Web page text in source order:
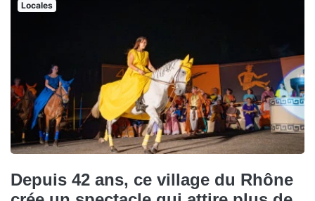
Locales
Depuis 42 ans, ce village du Rhône